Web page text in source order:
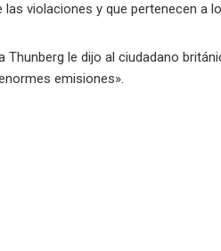
violaciones y que pertenecen a
le dijo al ciudadano
emisiones».